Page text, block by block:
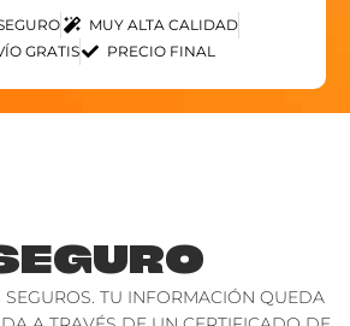
MUY ALTA CALIDAD
GRATIS
PRECIO FINAL
SEGUROS. TU INFORMACIÓN QUEDA